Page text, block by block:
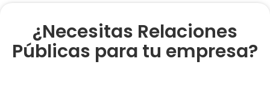
¿Necesitas Relaciones
Públicas para tu empresa?